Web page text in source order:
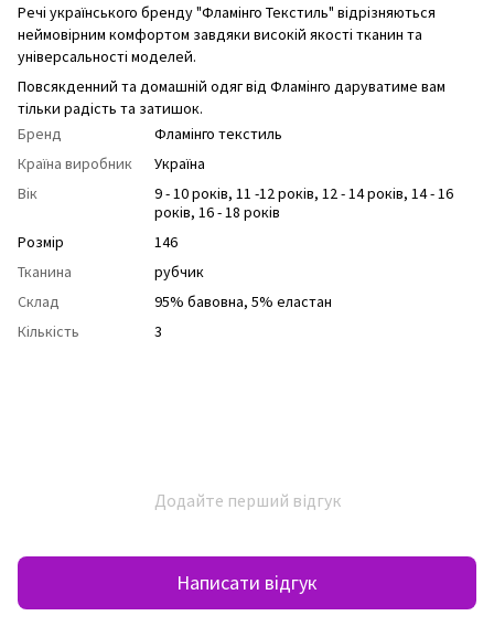
Речі українського бренду "Фламінго Текстиль" відрізняються
неймовірним комфортом завдяки високій якості тканин та
універсальності моделей.
Повсякденний та домашній одяг від Фламінго даруватиме вам
тільки радість та затишок.
Бренд
Фламінго текстиль
Країна виробник
Україна
Вік
9 - 10 років, 11 -12 років, 12 - 14 років, 14 - 16
років, 16 - 18 років
Розмір
146
Тканина
рубчик
Склад
95% бавовна, 5% еластан
Кількість
3
Додайте перший відгук
Написати відгук